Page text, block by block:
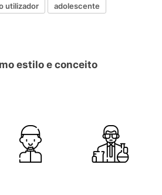
utilizador
adolescente
estilo e conceito